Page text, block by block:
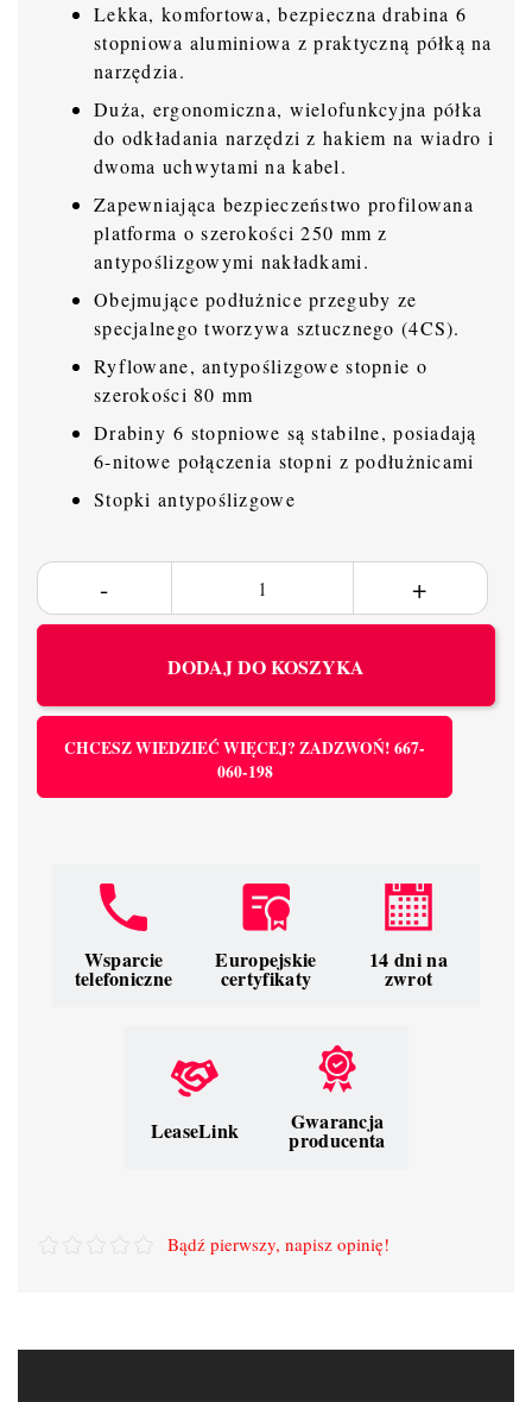
Lekka, komfortowa, bezpieczna drabina 6
stopniowa aluminiowa z praktyczną półką na
narzędzia.
Duża, ergonomiczna, wielofunkcyjna półka
do odkładania narzędzi z hakiem na wiadro i
dwoma uchwytami na kabel.
Zapewniająca bezpieczeństwo profilowana
platforma o szerokości 250 mm z
antypoślizgowymi nakładkami.
Obejmujące podłużnice przeguby ze
specjalnego tworzywa sztucznego (4CS).
Ryflowane, antypoślizgowe stopnie o
szerokości 80 mm
Drabiny 6 stopniowe są stabilne, posiadają
6-nitowe połączenia stopni z podłużnicami
Stopki antypoślizgowe
DODAJ DO KOSZYKA
CHCESZ WIEDZIEĆ WIĘCEJ? ZADZWOŃ! 667-
060-198
Wsparcie
telefoniczne
Europejskie
certyfikaty
14 dni na
zwrot
LeaseLink Gwarancja
producenta
Bądź pierwszy, napisz opinię!